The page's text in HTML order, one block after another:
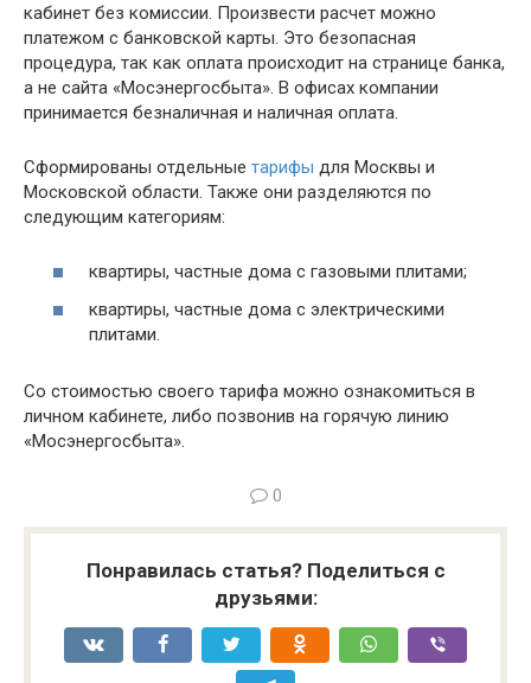
кабинет без комиссии. Произвести расчет можно
платежом с банковской карты. Это безопасная
процедура, так как оплата происходит на странице банка,
а не сайта «Мосэнергосбыта». В офисах компании
принимается безналичная и наличная оплата.
Сформированы отдельные тарифы для Москвы и
Московской области. Также они разделяются по
следующим категориям:
квартиры, частные дома с газовыми плитами;
квартиры, частные дома с электрическими
плитами.
Со стоимостью своего тарифа можно ознакомиться в
личном кабинете, либо позвонив на горячую линию
«Мосэнергосбыта».
0
Понравилась статья? Поделиться с
друзьями: